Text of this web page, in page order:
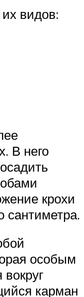
видов:
В него
крохи
сантиметра.
особым
карман